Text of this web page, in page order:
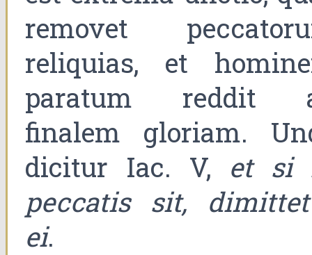
removet
reliquias, et
paratum reddit
finalem gloriam.
dicitur Iac. V, et si
peccatis sit,
ei.